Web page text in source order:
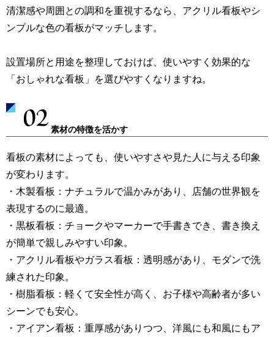
清潔感や周囲との調和を重視するなら、アクリル看板やシ
ンプルな色の看板がマッチします。
設置場所と用途を整理しておけば、使いやすく効果的な
「おしゃれな看板」を選びやすくなりますね。
素材の特徴を活かす
看板の素材によっても、使いやすさや見た人に与える印象
が変わります。
・木製看板：ナチュラルで温かみがあり、店舗の世界観を
表現するのに最適。
・黒板看板：チョークやマーカーで手書きでき、書き換え
が簡単で親しみやすい印象。
・アクリル看板やガラス看板：透明感があり、モダンで洗
練された印象。
・樹脂看板：軽くて安全性が高く、お子様や高齢者が多い
シーンでも安心。
・アイアン看板：重厚感がありつつ、洋風にも和風にもア